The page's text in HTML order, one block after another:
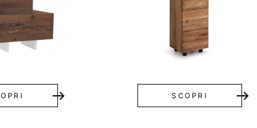
east SCOPRI east